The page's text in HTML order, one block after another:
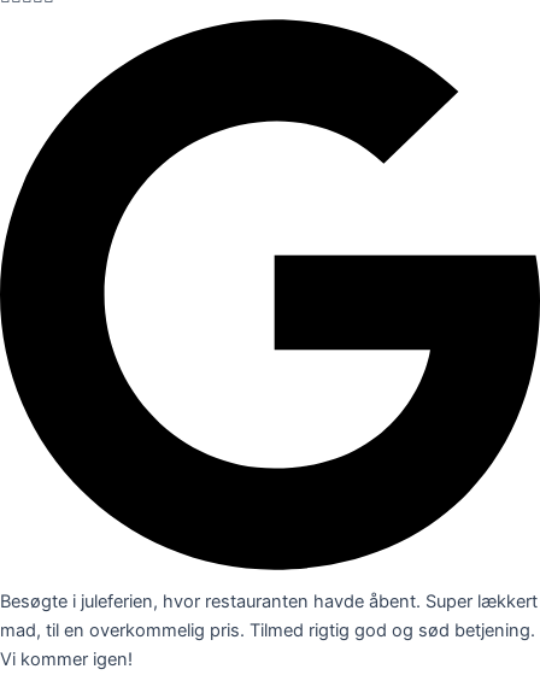
Besøgte i juleferien, hvor restauranten havde åbent. Super lækkert
mad, til en overkommelig pris. Tilmed rigtig god og sød betjening.
Vi kommer igen!